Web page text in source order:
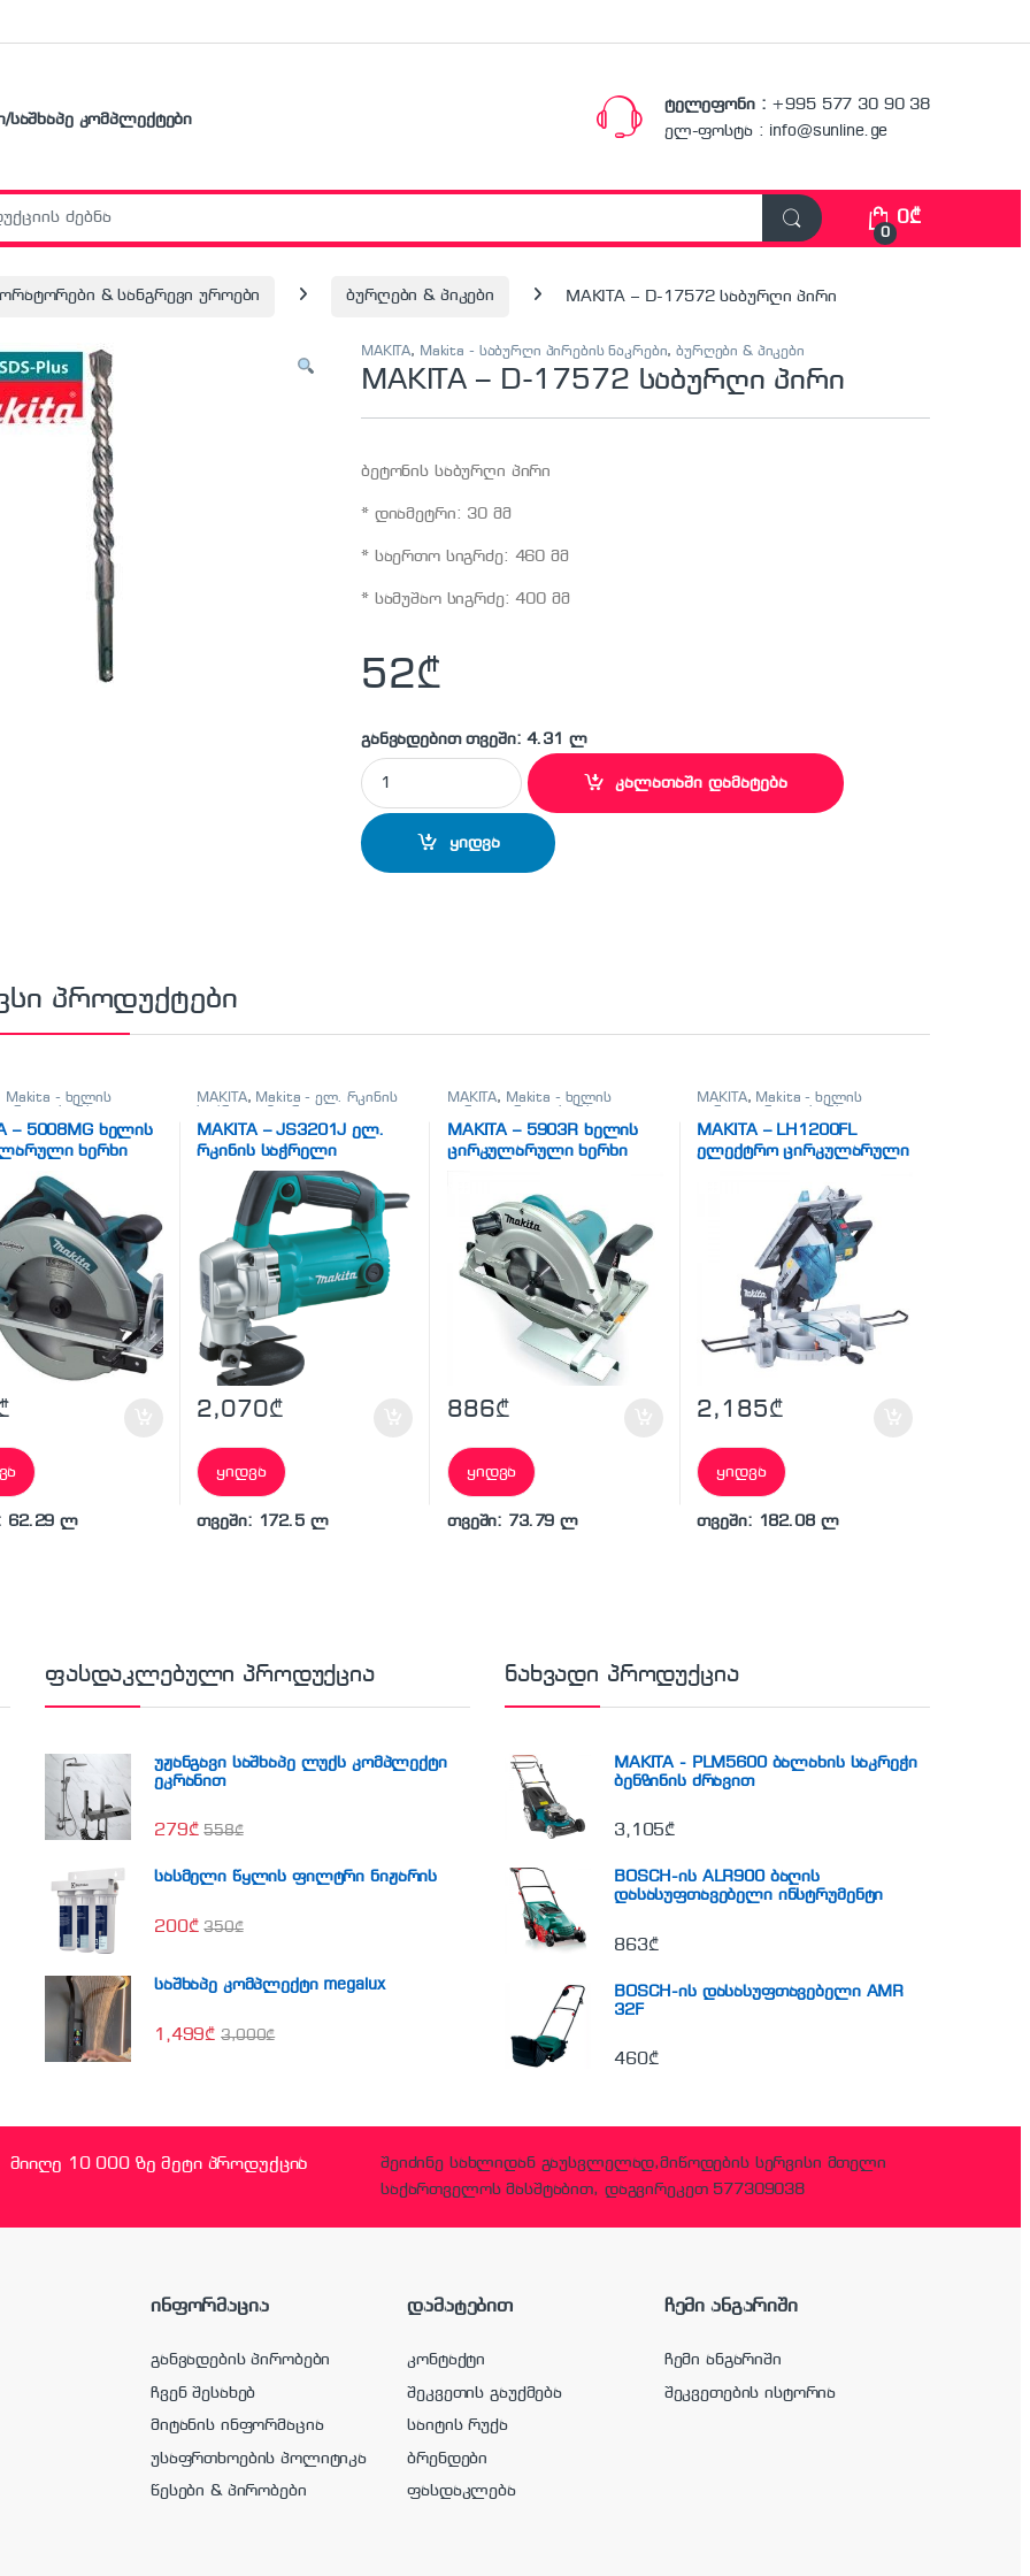
საშხაპე კომპლექტები
ტელეფონი : +995 577 30 90 38
ელ-ფოსტა : info@sunline.ge
0
0₾
& სანგრევი უროები ბურღები & პიკები MAKITA – D-17572 საბურღი პირი
MAKITA, Makita - საბურღი პირების ნაკრები,ბურღები & პიკები
MAKITA – D-17572 საბურღი პირი
ბეტონის საბურღი პირი
* დიამეტრი: 30 მმ
* საერთო სიგრძე: 460 მმ
* სამუშაო სიგრძე: 400 მმ
52₾
განვადებით თვეში: 4.31 ლ
MAKITA - D-17572 საბურღი პირი quantity
კალათაში დამატება
ყიდვა
პროდუქტები
Makita - ხელის
– 5008MG ხელის
ხერხი
62.29 ლ
MAKITA, Makita - ელ. რკინის
მეტალის საჭრელი
მაკრატლები
MAKITA – JS3201J ელ.
რკინის საჭრელი
მაკრატელი
2,070₾
ყიდვა
თვეში: 172.5 ლ
MAKITA, Makita - ხელის
სხვადასხვა
MAKITA – 5903R ხელის
ცირკულარული ხერხი
886₾
ყიდვა
თვეში: 73.79 ლ
MAKITA, Makita - ხელის
სხვადასხვა
MAKITA – LH1200FL
ელექტრო ცირკულარული
2,185₾
ყიდვა
თვეში: 182.08 ლ
ფასდაკლებული პროდუქცია
უჟანგავი საშხაპე ლუქს კომპლექტი
ეკრანით
279₾ 558₾
სასმელი წყლის ფილტრი ნიჟარის
200₾ 350₾
საშხაპე კომპლექტი megalux
1,499₾ 3,000₾
ნახვადი პროდუქცია
MAKITA - PLM5600 ბალახის საკრეჭი
ბენზინის ძრავით
3,105₾
BOSCH-ის ALR900 ბაღის
დასასუფთავებელი ინსტრუმენტი
863₾
BOSCH-ის დასასუფთავებელი AMR
32F
460₾
მიიღე 10 000 ზე მეტი პროდუქცია
შეიძინე სახლიდან გაუსვლელად,მიწოდების სერვისი მთელი
საქართველოს მასშტაბით, დაგვირეკეთ 577309038
ინფორმაცია
განვადების პირობები
ჩვენ შესახებ
მიტანის ინფორმაცია
უსაფრთხოების პოლიტიკა
წესები & პირობები
დამატებით
კონტაქტი
შეკვეთის გაუქმება
საიტის რუქა
ბრენდები
ფასდაკლება
ჩემი ანგარიში
ჩემი ანგარიში
შეკვეთების ისტორია